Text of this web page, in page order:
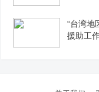
“台湾地
援助工